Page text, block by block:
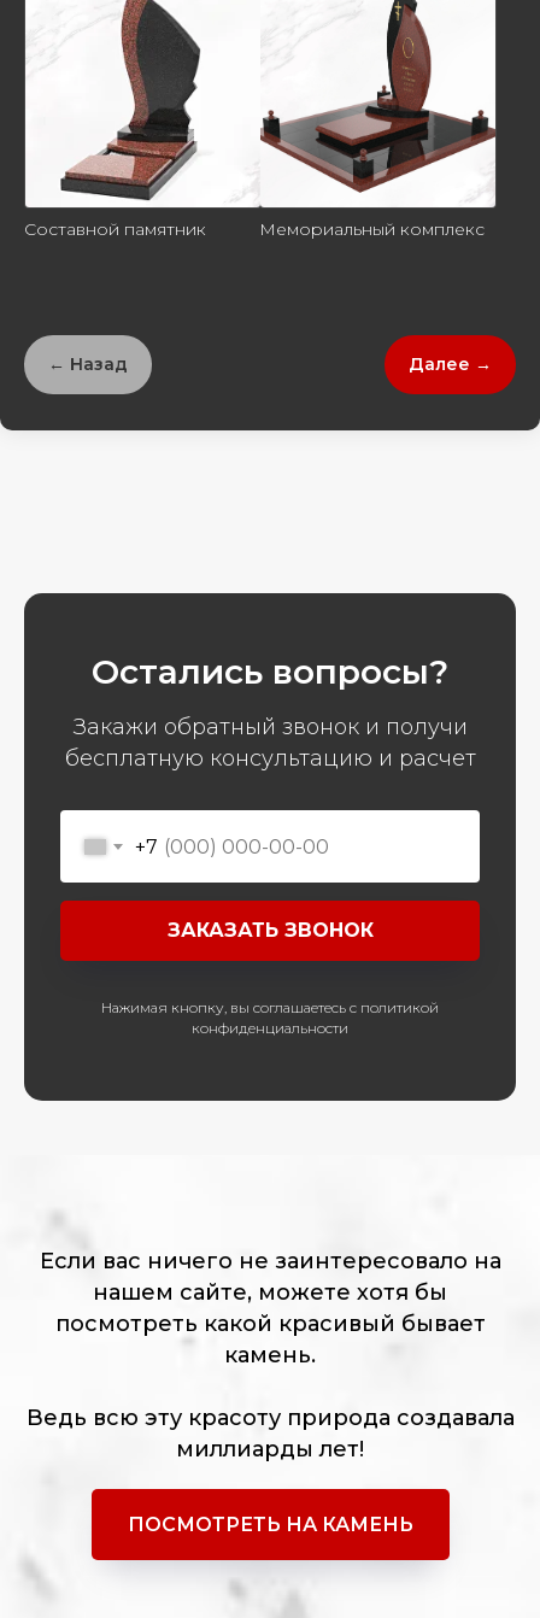
Составной памятник Мемориальный комплекс
← Назад Далее →
Остались вопросы?
Закажи обратный звонок и получи
бесплатную консультацию и расчет
+7
ЗАКАЗАТЬ ЗВОНОК
Нажимая кнопку, вы соглашаетесь с политикой
конфиденциальности
Если вас ничего не заинтересовало на
нашем сайте, можете хотя бы
посмотреть какой красивый бывает
камень.
Ведь всю эту красоту природа создавала
миллиарды лет!
ПОСМОТРЕТЬ НА КАМЕНЬ